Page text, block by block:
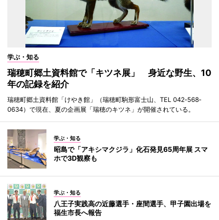
学ぶ・知る
瑞穂町郷土資料館で「キツネ展」 身近な野生、10
年の記録を紹介
瑞穂町郷土資料館「けやき館」（瑞穂町駒形富士山、TEL 042‐568‐
0634）で現在、夏の企画展「瑞穂のキツネ」が開催されている。
学ぶ・知る
昭島で「アキシマクジラ」化石発見65周年展 スマ
ホで3D観察も
学ぶ・知る
八王子実践高の近藤選手・座間選手、甲子園出場を
福生市長へ報告